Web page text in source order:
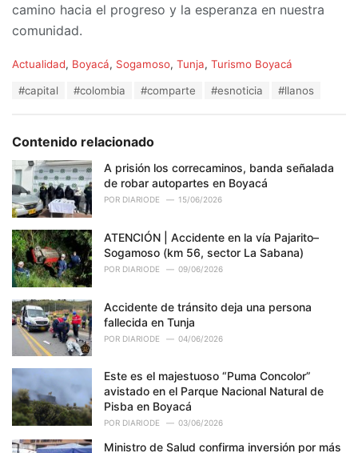
camino hacia el progreso y la esperanza en nuestra
comunidad.
C
o
r
i
e
s
:
Actualidad, Boyacá, Sogamoso, Tunja, Turismo Boyacá
:
#capital #colombia #comparte #esnoticia #llanos
Contenido relacionado
A prisión los correcaminos, banda señalada
de robar autopartes en Boyacá
POR DIARIODE 15/06/2026
ATENCIÓN | Accidente en la vía Pajarito–
Sogamoso (km 56, sector La Sabana)
POR DIARIODE 09/06/2026
Accidente de tránsito deja una persona
fallecida en Tunja
POR DIARIODE 04/06/2026
Este es el majestuoso “Puma Concolor”
avistado en el Parque Nacional Natural de
Pisba en Boyacá
POR DIARIODE 03/06/2026
Ministro de Salud confirma inversión por más